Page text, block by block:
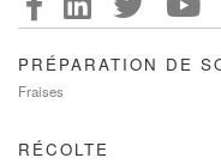
PRÉPARATION DE
Fraises
RÉCOLTE